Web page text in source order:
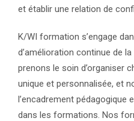
et établir une relation de
K/WI formation s’engage
d’amélioration continue de
prenons le soin d’organiser
unique et personnalisée, et
l’encadrement
dans les formations. Nos